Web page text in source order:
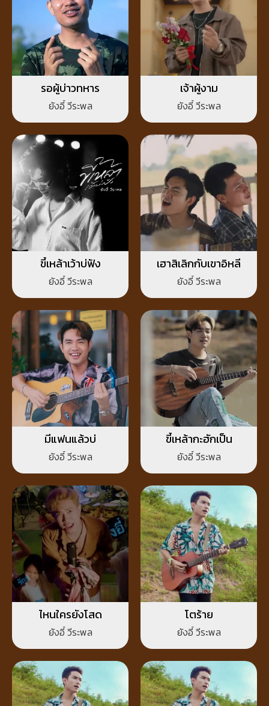
รอผู้บ่าวทหาร
ยังอี้ วีระพล
เจ้าผู้งาม
ยังอี้ วีระพล
ขี้เหล้าเว้าบ่ฟัง
ยังอี้ วีระพล
เฮาสิเลิกกับเขาอิหลี
ยังอี้ วีระพล
มีแฟนแล้วบ่
ยังอี้ วีระพล
ขี้เหล้ากะฮักเป็น
ยังอี้ วีระพล
ไหนใครยังโสด
ยังอี้ วีระพล
โตร้าย
ยังอี้ วีระพล